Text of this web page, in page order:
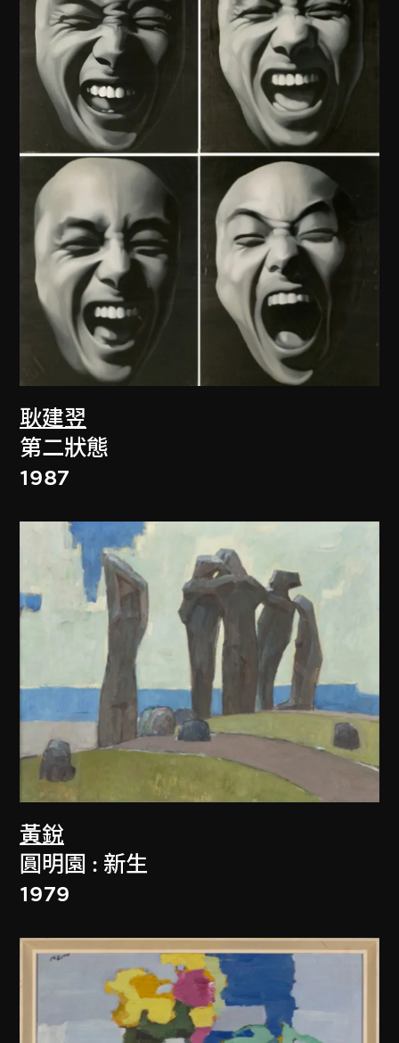
耿建翌
第二狀態
1987
黃銳
圓明園 : 新生
1979